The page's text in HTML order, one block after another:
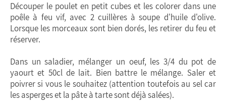
Découper le poulet en petit cubes et les colorer dans une
poêle à feu vif, avec 2 cuillères à soupe d'huile d'olive.
Lorsque les morceaux sont bien dorés, les retirer du feu et
réserver.
Dans un saladier, mélanger un oeuf, les 3/4 du pot de
yaourt et 50cl de lait. Bien battre le mélange. Saler et
poivrer si vous le souhaitez (attention toutefois au sel car
les asperges et la pâte à tarte sont déjà salées).